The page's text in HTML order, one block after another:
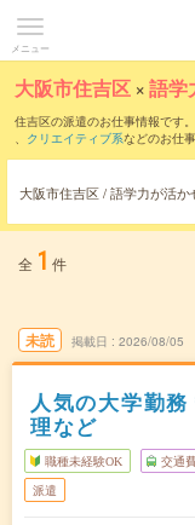
メニュー
大阪市住吉区 ×語学
住吉区の派遣のお仕事情報です。
、 クリエイティブ系などのお仕
大阪市住吉区 / 語学力が活か
全 1 件
未読 掲載日 2026/08/05
人気の大学勤
理など
職種未経験OK 交通
派遣